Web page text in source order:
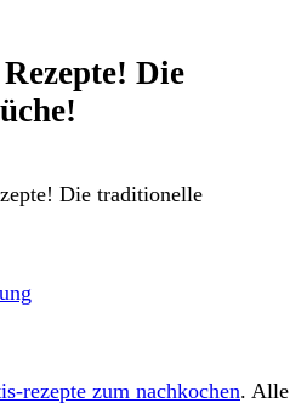
Die
Die traditionelle
rezepte zum nachkochen. Alle